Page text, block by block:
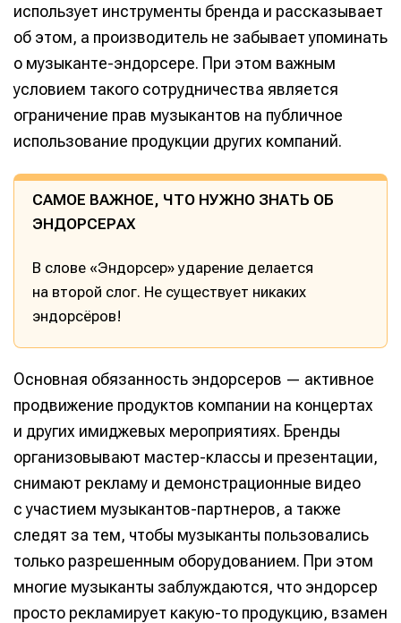
использует инструменты бренда и рассказывает
об этом, а производитель не забывает упоминать
о музыканте-эндорсере. При этом важным
условием такого сотрудничества является
ограничение прав музыкантов на публичное
использование продукции других компаний.
САМОЕ ВАЖНОЕ, ЧТО НУЖНО ЗНАТЬ ОБ
ЭНДОРСЕРАХ
В слове «Эндорсер» ударение делается
на второй слог. Не существует никаких
эндорсёров!
Основная обязанность эндорсеров — активное
продвижение продуктов компании на концертах
и других имиджевых мероприятиях. Бренды
организовывают мастер-классы и презентации,
снимают рекламу и демонстрационные видео
с участием музыкантов-партнеров, а также
следят за тем, чтобы музыканты пользовались
только разрешенным оборудованием. При этом
многие музыканты заблуждаются, что эндорсер
просто рекламирует какую-то продукцию, взамен